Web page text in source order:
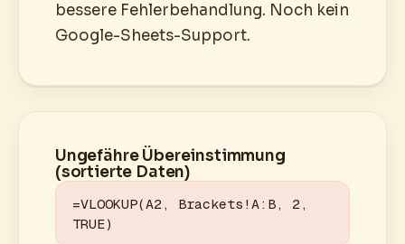
bessere Fehlerbehandlung. Noch kein
Google-Sheets-Support.
Ungefähre Übereinstimmung
(sortierte Daten)
=VLOOKUP(A2, Brackets!A:B, 2,
TRUE)